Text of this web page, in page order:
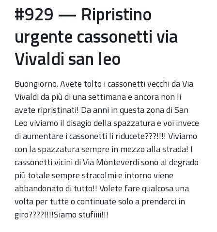
#929 — Ripristino
urgente cassonetti via
Vivaldi san leo
Buongiorno. Avete tolto i cassonetti vecchi da Via
Vivaldi da più di una settimana e ancora non li
avete ripristinati! Da anni in questa zona di San
Leo viviamo il disagio della spazzatura e voi invece
di aumentare i cassonetti li riducete???!!!! Viviamo
con la spazzatura sempre in mezzo alla strada! I
cassonetti vicini di Via Monteverdi sono al degrado
più totale sempre stracolmi e intorno viene
abbandonato di tutto!! Volete fare qualcosa una
volta per tutte o continuate solo a prenderci in
giro????!!!!Siamo stufiiii!!!